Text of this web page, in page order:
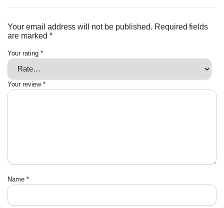
Your email address will not be published. Required fields
are marked *
Your rating *
Your review *
Name *